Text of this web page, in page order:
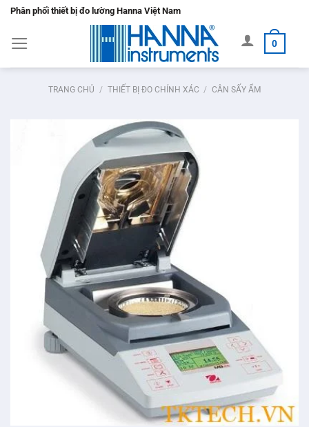
Bỏ
nội
dung
Phân phối thiết bị đo lường Hanna Việt Nam
0
TRANG CHỦ / THIẾT BỊ ĐO CHÍNH XÁC / CÂN SẤY ẨM